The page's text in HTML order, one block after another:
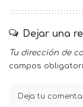
Dejar una
Tu dirección de
campos